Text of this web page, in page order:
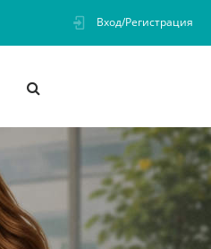
Вход/Регистрация